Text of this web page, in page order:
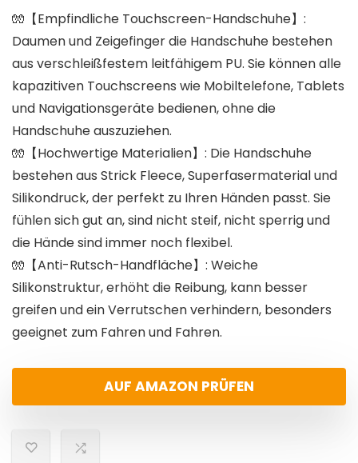
🧤【Empfindliche Touchscreen-Handschuhe】:
Daumen und Zeigefinger die Handschuhe bestehen
aus verschleißfestem leitfähigem PU. Sie können alle
kapazitiven Touchscreens wie Mobiltelefone, Tablets
und Navigationsgeräte bedienen, ohne die
Handschuhe auszuziehen.
🧤【Hochwertige Materialien】: Die Handschuhe
bestehen aus Strick Fleece, Superfasermaterial und
Silikondruck, der perfekt zu Ihren Händen passt. Sie
fühlen sich gut an, sind nicht steif, nicht sperrig und
die Hände sind immer noch flexibel.
🧤【Anti-Rutsch-Handfläche】: Weiche
Silikonstruktur, erhöht die Reibung, kann besser
greifen und ein Verrutschen verhindern, besonders
geeignet zum Fahren und Fahren.
AUF AMAZON PRÜFEN